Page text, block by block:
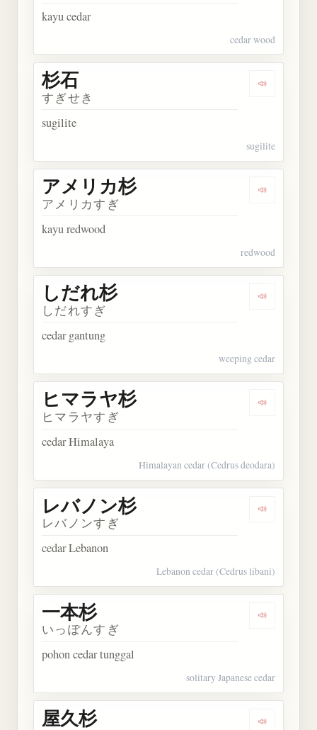
kayu cedar
cedar wood
Dengarkan
杉石
すぎせき
sugilite
sugilite
Dengarkan
アメリカ杉
アメリカすぎ
kayu redwood
redwood
Dengarkan
しだれ杉
しだれすぎ
cedar gantung
weeping cedar
Dengarkan
ヒマラヤ杉
ヒマラヤすぎ
cedar Himalaya
Himalayan cedar (Cedrus deodara)
Dengarkan
レバノン杉
レバノンすぎ
cedar Lebanon
Lebanon cedar (Cedrus libani)
Dengarkan
一本杉
いっぽんすぎ
pohon cedar tunggal
solitary Japanese cedar
屋久杉